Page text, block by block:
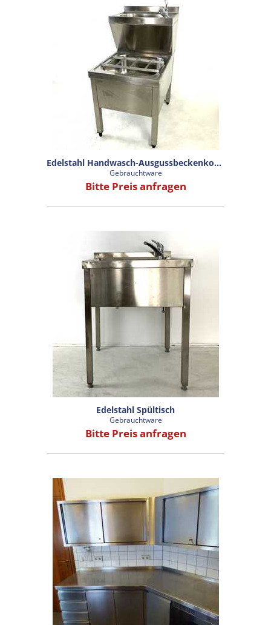
Edelstahl Handwasch-Ausgussbeckenkombination
Gebrauchtware
Bitte Preis anfragen
Edelstahl Spültisch
Gebrauchtware
Bitte Preis anfragen